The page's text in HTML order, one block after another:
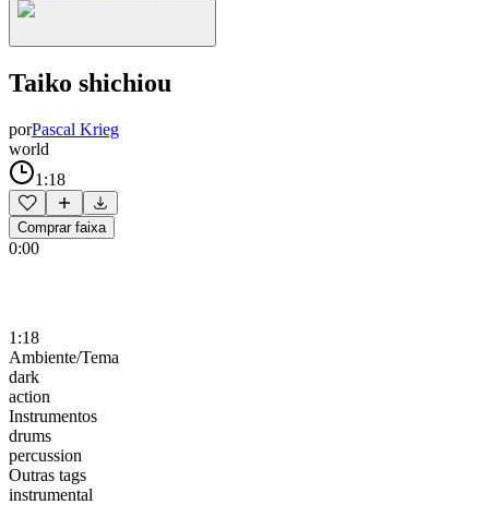
Taiko shichiou
porPascal Krieg
world
1:18
Comprar faixa
0:00
1:18
Ambiente/Tema
dark
action
Instrumentos
drums
percussion
Outras tags
instrumental